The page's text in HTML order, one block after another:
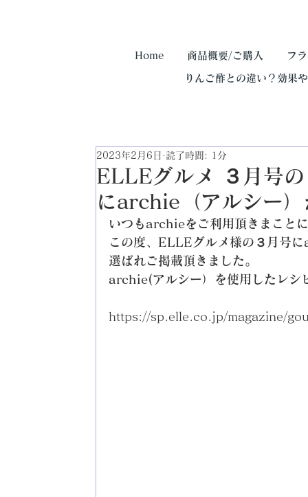
Home 商品概要/ご購入 フ
りんご酢との違い？効果
ELLEグルメ ３月号
にarchie（アルシー
2023年2月6日 読了時間: 1分
いつもarchieをご利用頂きまこと
この度、ELLEグルメ様の３月号
選ばれご掲載頂きました。
archie(アルシー）を使用したレシ
https://sp.elle.co.jp/magazine/